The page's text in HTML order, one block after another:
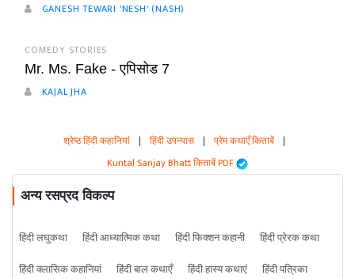
GANESH TEWARI 'NESH' (NASH)
COMEDY STORIES
Mr. Ms. Fake - एपिसोड 7
KAJAL JHA
श्रेष्ठ हिंदी कहानियां | हिंदी उपन्यास | प्रेम कथाएँ किताबें |
Kuntal Sanjay Bhatt किताबें PDF
अन्य रसप्रद विकल्प
हिंदी लघुकथा हिंदी आध्यात्मिक कथा हिंदी फिक्शन कहानी
हिंदी प्रेरक कथा
हिंदी क्लासिक कहानियां
हिंदी बाल कथाएँ हिंदी हास्य कथाएं
हिंदी पत्रिका